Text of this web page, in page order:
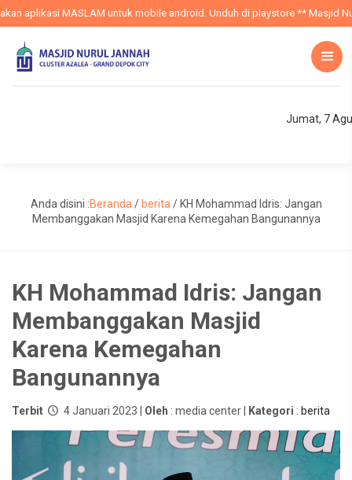
MASLAM untuk mobile android. Unduh di playstore ** Masjid Nurul
Jumat, 7
Anda disini :Beranda / berita / KH Mohammad Idris: Jangan
Membanggakan Masjid Karena Kemegahan Bangunannya
KH Mohammad Idris: Jangan
Membanggakan Masjid
Karena Kemegahan
Bangunannya
Terbit 4 Januari 2023 | Oleh : media center | Kategori : berita